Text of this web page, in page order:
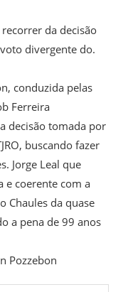
da decisão
divergente do.
conduzida pelas
Ferreira
decisão tomada por
buscando fazer
Jorge Leal que
e coerente com a
Chaules da quase
a pena de 99 anos
Pozzebon